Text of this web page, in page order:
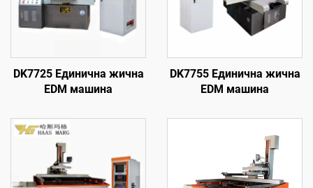
DK7725 Единична жична
EDM машина
DK7755 Единична жична
EDM машина